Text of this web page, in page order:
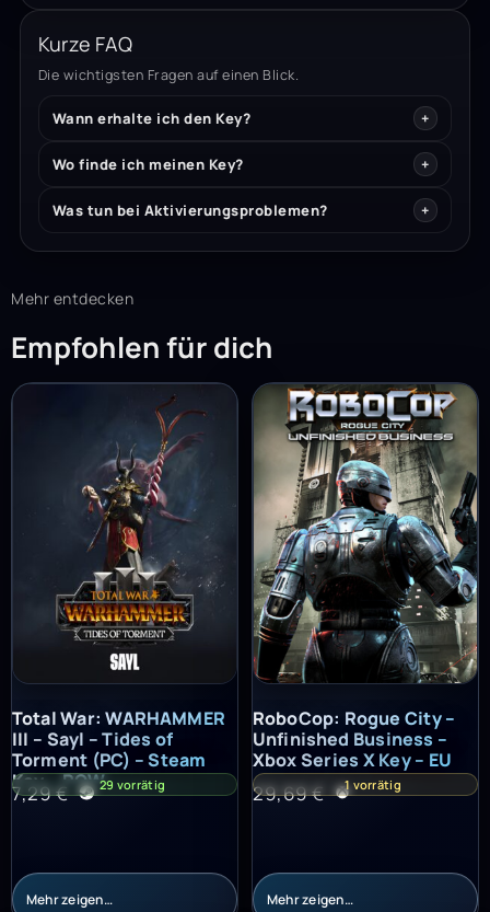
Kurze FAQ
Die wichtigsten Fragen auf einen Blick.
Wann erhalte ich den Key?
Wo finde ich meinen Key?
Was tun bei Aktivierungsproblemen?
Mehr entdecken
Empfohlen für dich
Total War: WARHAMMER III – Sayl – Tides of Torment (PC) –
Total War: WARHAMMER
III – Sayl – Tides of
Torment (PC) – Steam
Key – ROW
7,29€ 29 vorrätig
Mehr zeigen…
RoboCop: Rogue City –
RoboCop: Rogue City –
Unfinished Business –
Xbox Series X Key – EU
29,69€ 1 vorrätig
Mehr zeigen…